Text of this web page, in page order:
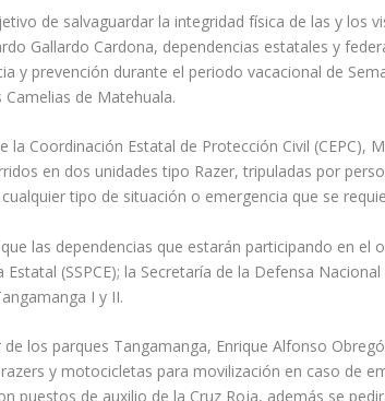
de salvaguardar la integridad física de las y los
Gallardo Cardona, dependencias estatales y
y prevención durante el periodo vacacional de
Camelias de Matehuala.
la Coordinación Estatal de Protección Civil (CEPC),
en dos unidades tipo Razer, tripuladas por
tipo de situación o emergencia que se
las dependencias que estarán participando en el
Estatal (SSPCE); la Secretaría de la Defensa
I y II.
de los parques Tangamanga, Enrique Alfonso
y motocicletas para movilización en caso de
puestos de auxilio de la Cruz Roja, además se